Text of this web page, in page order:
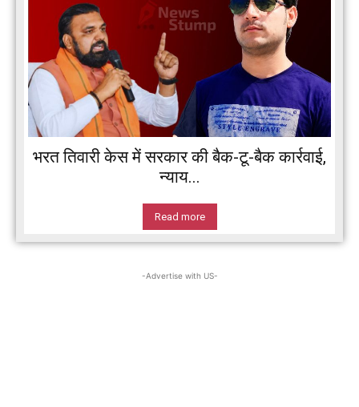
भरत तिवारी केस में सरकार की बैक-टू-बैक कार्रवाई,
न्याय...
Read more
-Advertise with US-